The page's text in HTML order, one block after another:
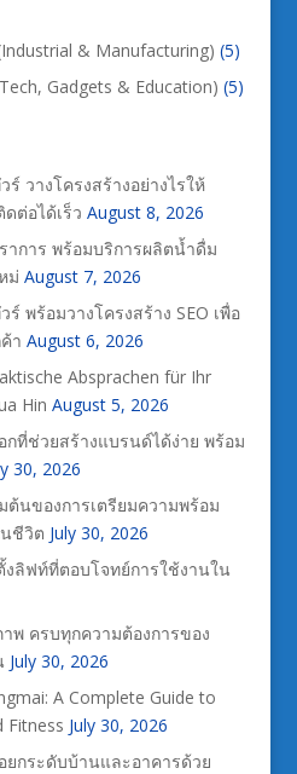
& Manufacturing) (5)
Gadgets & Education) (5)
วางโครงสร้างอย่างไรให้
ต่อได้เร็ว August 8, 2026
การ พร้อมบริการผลิตน้ำดื่ม
ม่ August 7, 2026
พร้อมวางโครงสร้าง SEO เพื่อ
า August 6, 2026
Absprachen für Ihr
Hin August 5, 2026
กที่ช่วยสร้างแบรนด์ได้ง่าย พร้อม
30, 2026
ต้นของการเตรียมความพร้อม
ชีวิต July 30, 2026
ลิฟท์ที่ตอบโจทย์การใช้งานใน
พ ครบทุกความต้องการของ
July 30, 2026
A Complete Guide to
Fitness July 30, 2026
ยกระดับบ้านและอาคารด้วย